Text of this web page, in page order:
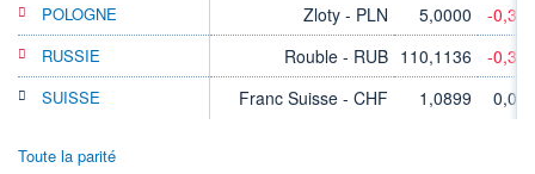
POLOGNE Zloty - PLN 5,0000 -
RUSSIE Rouble - RUB 110,1136 -
SUISSE Franc Suisse - CHF 1,0899
Toute la parité